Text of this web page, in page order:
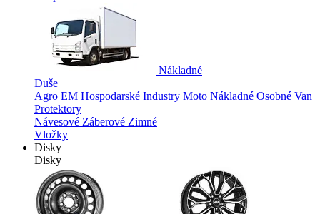
Nákladné
Duše
Agro EM Hospodarské Industry Moto Nákladné Osobné Van
Protektory
Návesové Záberové Zimné
Vložky
Disky
Disky